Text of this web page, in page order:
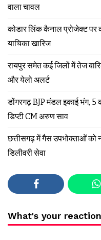
वाला चावल
कोडार लिंक कैनाल प्रोजेक्ट पर
याचिका खारिज
रायपुर समेत कई जिलों में तेज
और येलो अलर्ट
डोंगरगढ़ BJP मंडल इकाई भंग, 5
डिप्टी CM अरुण साव
छत्तीसगढ़ में गैस उपभोक्ताओं को
डिलीवरी सेवा
What's your